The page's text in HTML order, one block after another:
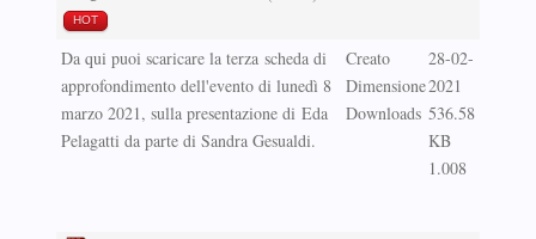
HOT
Da qui puoi scaricare la terza scheda di
approfondimento dell'evento di lunedì 8
marzo 2021, sulla presentazione di Eda
Pelagatti da parte di Sandra Gesualdi.
Creato
Dimensione
Downloads
28-02-
2021
536.58
KB
1.008